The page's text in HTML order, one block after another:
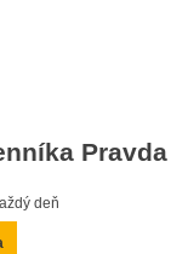
Pravda
deň